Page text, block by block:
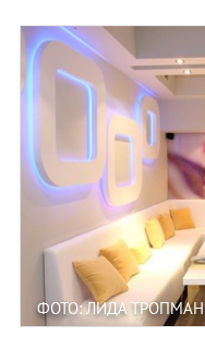
ФОТО: ЛИДА ТРОПМАН